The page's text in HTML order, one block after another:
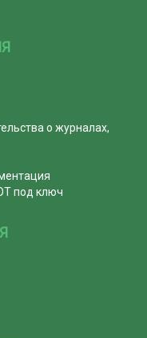
о журналах,
под ключ